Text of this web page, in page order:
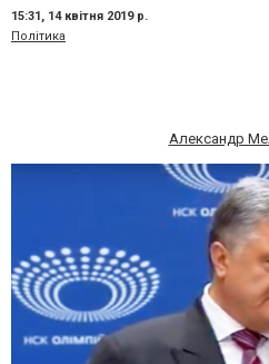
15:31, 14 квітня 2019 р.
Політика
Александр